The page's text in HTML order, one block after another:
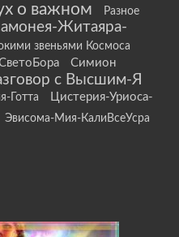
о важном Разное
Житаяра-
звеньями Космоса
Симион
с Высшим-Я
Готта
Цистерия-Уриоса-
Эвисома-Мия-КалиВсеУсра